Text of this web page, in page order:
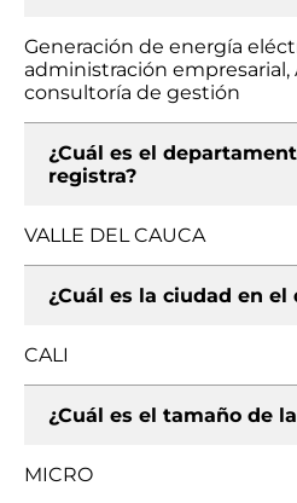
Generación de energía
administración empresarial,
consultoría de gestión
¿Cuál es el
registra?
VALLE DEL CAUCA
¿Cuál es la ciudad en el
CALI
¿Cuál es el tamaño de
MICRO